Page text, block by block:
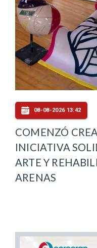
08-08-2026 13:42
COMENZÓ
INICIATIVA
ARTE Y
ARENAS